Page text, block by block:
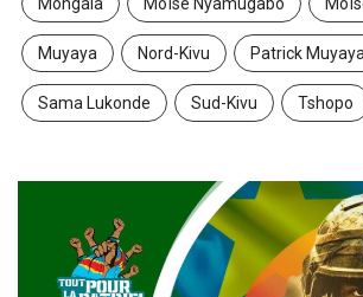
Mongala Moïse Nyamugabo
Muyaya Nord-Kivu Patrick
Sama Lukonde Sud-Kivu Tshopo